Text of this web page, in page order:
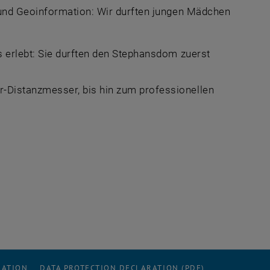
Geoinformation: Wir durften jungen Mädchen
Sie durften den Stephansdom zuerst
Distanzmesser, bis hin zum professionellen
URL in a new window
DATA PROTECTION DECLARATION (PDF)